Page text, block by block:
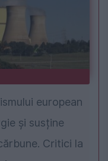
european
și susține
Critici la